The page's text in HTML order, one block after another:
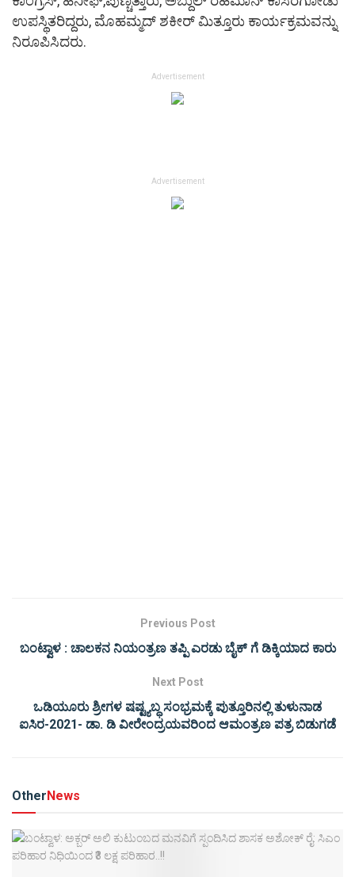
ಉಪಸ್ಥಿತರಿದ್ದರು, ಮೊಹಮ್ಮದ್ ಶಕೀರ್ ಮಿತ್ತೂರು ಕಾರ್ಯಕ್ರಮವನ್ನು
ನಿರೂಪಿಸಿದರು.
Advertisement
Advertisement
Previous Post
ಬಂಟ್ವಾಳ : ಚಾಲಕನ ನಿಯಂತ್ರಣ ತಪ್ಪಿ ಎರಡು ಬೈಕ್ ಗೆ ಡಿಕ್ಕಿಯಾದ ಕಾರು
Next Post
ಒಡಿಯೂರು ಶ್ರೀಗಳ ಷಷ್ಟ್ಯಬ್ಧ ಸಂಭ್ರಮಕ್ಕೆ ಪುತ್ತೂರಿನಲ್ಲಿ ತುಳುನಾಡ
ಐಸಿರ-2021- ಡಾ. ಡಿ ವೀರೇಂದ್ರಯವರಿಂದ ಆಮಂತ್ರಣ ಪತ್ರ ಬಿಡುಗಡೆ
OtherNews